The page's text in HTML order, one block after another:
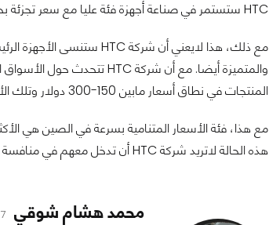
HTC ستستمر في صناعة أجهزة فئة عليا مع سعر تجزئة بحوالي 600 دولار. لكن يؤكد تشانغ أن الشركة لن تدخل في سوق الفئة المنخفضة جدا أيا كان.
المنتجات في نطاق أسعار مابين 150-300 دولار وتلك الأجهزة تباع بشدة في معظم آسيا , وذلك نقلا عن رويترز.
هذه الحالة لاتريد شركة HTC أن تدخل معهم في منافسة ولذلك سيترك ذلك السوق لتلك الشركات الصينية المصنعة للهواتف الذكية من تلك الفئة .
محمد هشام شوقي 7 متابع